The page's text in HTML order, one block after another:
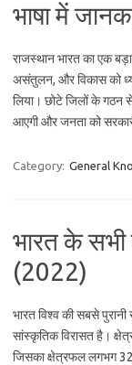
भाषा में
राजस्थान भारत का एक
असंतुलन, और विकास को
लिया। छोटे जिलों के गठन
आएगी और जनता को
Category: General
भारत के सभी
(2022)
भारत विश्व की सबसे
सांस्कृतिक विरासत है।
जिसका क्षेत्रफल लगभग